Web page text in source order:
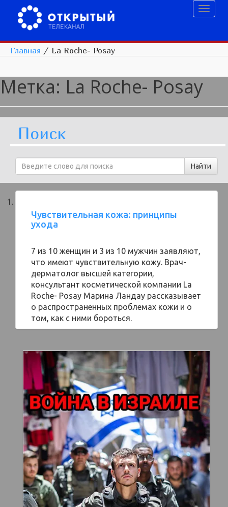
Главная / La Roche- Posay
Метка: La Roche- Posay
Поиск
Чувствительная кожа: принципы
ухода
7 из 10 женщин и 3 из 10 мужчин заявляют,
что имеют чувствительную кожу. Врач-
дерматолог высшей категории,
консультант косметической компании La
Roche- Posay Марина Ландау рассказывает
о распространенных проблемах кожи и о
том, как с ними бороться.